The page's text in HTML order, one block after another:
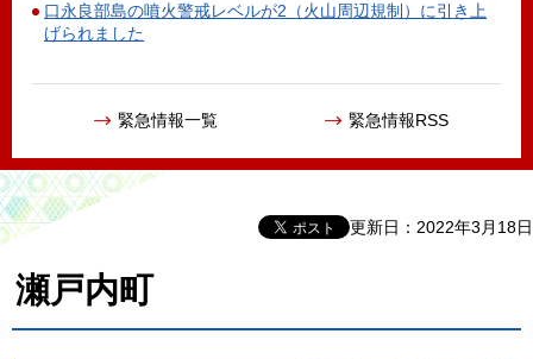
口永良部島の噴火警戒レベルが2（火山周辺規制）に引き上
げられました
緊急情報一覧 緊急情報RSS
更新日：2022年3月18日
瀬戸内町